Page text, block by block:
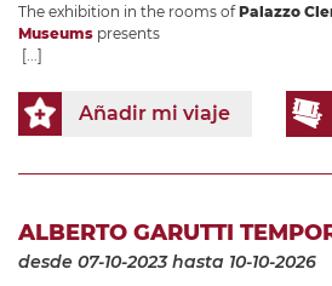
The exhibition in the rooms ofPalazzo
Museums presents
[...]
Añadir mi viaje
ALBERTO GARUTTI
desde 07-10-2023hasta 10-10-2026